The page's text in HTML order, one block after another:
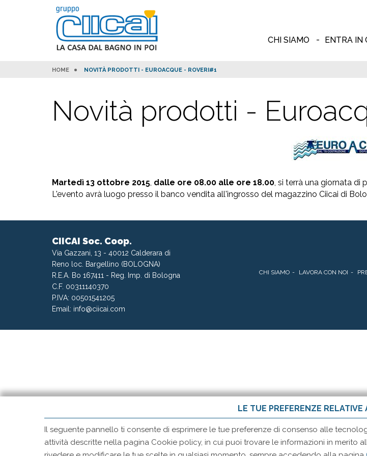
CHI SIAMO ENTRA IN
HOME NOVITÀ PRODOTTI - EUROACQUE - ROVERI#1
Novità prodotti -
Martedì 13 ottobre 2015, dalle ore 08.00 alle ore 18.00, si terrà una giornata di
L'evento avrà luogo presso il banco vendita all'ingrosso del magazzino Ciicai di
CIICAI Soc. Coop.
Via Gazzani, 13 - 40012 Calderara di
Reno loc. Bargellino (BOLOGNA)
R.E.A. Bo 167411 - Reg. Imp. di Bologna
C.F. 00311140370
P.IVA: 00501541205
Email: info@ciicai.com
CHI SIAMO
LAVORA CON NOI
LE TUE PREFERENZE RELATIVE
Il seguente pannello ti consente di esprimere le tue preferenze di consenso alle
attività descritte nella pagina Cookie policy, in cui puoi trovare le informazioni in merito